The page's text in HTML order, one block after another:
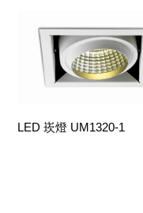
LED 崁燈 UM1320-1